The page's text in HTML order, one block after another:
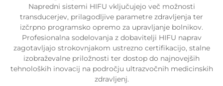
Napredni sistemi HIFU vključujejo več možnosti
transducerjev, prilagodljive parametre zdravljenja ter
izčrpno programsko opremo za upravljanje bolnikov.
Profesionalna sodelovanja z dobavitelji HIFU naprav
zagotavljajo strokovnjakom ustrezno certifikacijo, stalne
izobraževalne priložnosti ter dostop do najnovejših
tehnoloških inovacij na področju ultrazvočnih medicinskih
zdravljenj.